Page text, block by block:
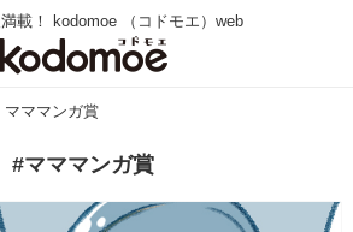
載！ kodomoe （コドモエ）web
マママンガ賞
#マママンガ賞